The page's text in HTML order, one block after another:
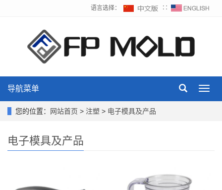
语言选择： ∷
导航菜单
您的位置： 网站首页 > 注塑 > 电子模具及产品
电子模具及产品